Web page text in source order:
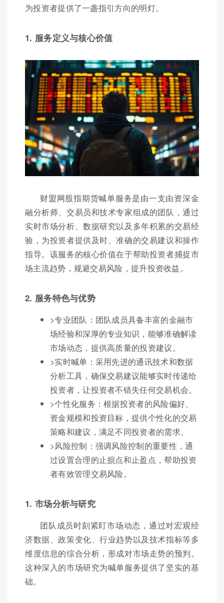
为投资者提供了一盏指引方向的明灯。
1. 服务定义与核心价值
财盟网股指期货喊单服务是由一支由资深金
融分析师、交易员和技术专家组成的团队，通过
实时市场分析、数据研究以及多年积累的交易经
验，为投资者提供及时、准确的交易建议和操作
指导。该服务的核心价值在于帮助投资者捕捉市
场主流趋势，规避交易风险，提升投资收益。
2. 服务特色与优势
>专业团队：团队成员具备丰富的金融市
场经验和深厚的专业知识，能够准确解读
市场动态，提供高质量的投资建议。
>实时喊单：采用先进的通讯技术和数据
分析工具，确保交易建议能够实时传递给
投资者，让投资者不错失任何交易机会。
>个性化服务：根据投资者的风险偏好、
资金规模和投资目标，提供个性化的交易
策略和建议，满足不同投资者的需求。
>风险控制：强调风险控制的重要性，通
过设置合理的止损点和止盈点，帮助投资
者有效管理交易风险。
1. 市场分析与研究
团队成员时刻紧盯市场动态，通过对宏观经
济数据、政策变化、行业趋势以及技术指标等多
维度信息的综合分析，形成对市场走势的预判。
这种深入的市场研究为喊单服务提供了坚实的基
础。